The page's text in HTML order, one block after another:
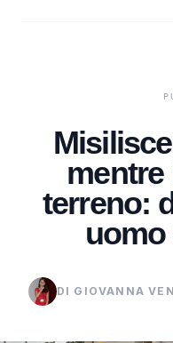
terreno:
uomo
DI GIOVANNA